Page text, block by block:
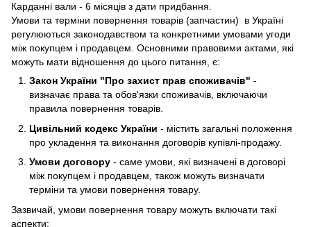
Карданні вали - 6 місяців з дати придбання.
Умови та терміни повернення товарів (запчастин) в Україні
регулюються законодавством та конкретними умовами угоди
між покупцем і продавцем. Основними правовими актами, які
можуть мати відношення до цього питання, є:
Закон України "Про захист прав споживачів" -
визначає права та обов'язки споживачів, включаючи
правила повернення товарів.
Цивільний кодекс України - містить загальні положення
про укладення та виконання договорів купівлі-продажу.
Умови договору - саме умови, які визначені в договорі
між покупцем і продавцем, також можуть визначати
терміни та умови повернення товару.
Зазвичай, умови повернення товару можуть включати такі
аспекти: